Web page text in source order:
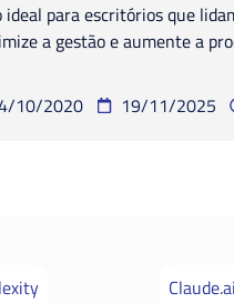
ideal para escritórios que
a gestão e aumente a
10/2020 19/11/2025
Claude.ai